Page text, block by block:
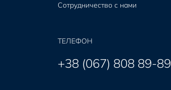
Сотрудничество с нами
ТЕЛЕФОН
+38 (067) 808 89-89